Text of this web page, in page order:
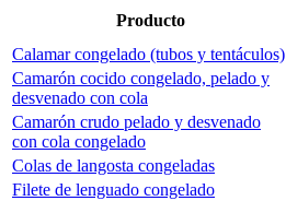
Producto
Calamar congelado (tubos y tentáculos)
Camarón cocido congelado, pelado y
desvenado con cola
Camarón crudo pelado y desvenado
con cola congelado
Colas de langosta congeladas
Filete de lenguado congelado